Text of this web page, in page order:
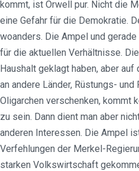
kommt, ist Orwell pur. Nicht die
eine Gefahr für die Demokratie.
woanders. Die Ampel und
für die aktuellen Verhältnisse.
Haushalt geklagt haben, aber
an andere Länder, Rüstungs-
Oligarchen verschenken, kommt
zu sein. Dann dient man aber
anderen Interessen. Die Ampel
Verfehlungen der Merkel-
starken Volkswirtschaft